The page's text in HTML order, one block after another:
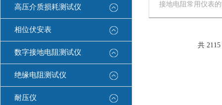
高压介质损耗测试仪
相位伏安表
数字接地电阻测试仪
绝缘电阻测试仪
耐压仪
接地电阻常用仪表
壤电阻率测试。汇
共